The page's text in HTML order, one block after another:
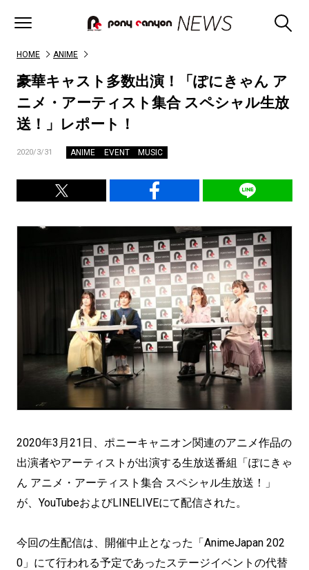
HOME ANIME
豪華キャスト多数出演！「ぽにきゃん ア
ニメ・アーティスト集合 スペシャル生放
送！」レポート！
2020/3/31 ANIME EVENT MUSIC
2020年3月21日、ポニーキャニオン関連のアニメ作品の
出演者やアーティストが出演する生放送番組「ぽにきゃ
ん アニメ・アーティスト集合 スペシャル生放送！」
が、YouTubeおよびLINELIVEにて配信された。
今回の生配信は、開催中止となった「AnimeJapan 202
0」にて行われる予定であったステージイベントの代替